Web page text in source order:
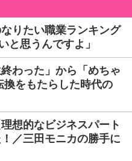
りたい職業ランキング
と思うんですよ」
わった」から「めちゃ
をもたらした時代の
想的なビジネスパート
／三田モニカの勝手に